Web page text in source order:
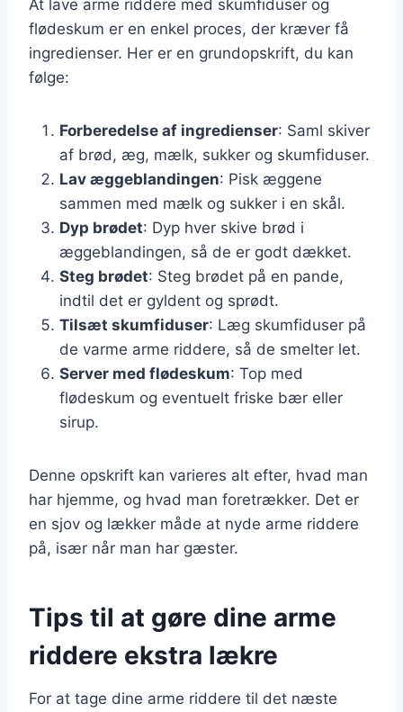
At lave arme riddere med skumfiduser og
flødeskum er en enkel proces, der kræver få
ingredienser. Her er en grundopskrift, du kan
følge:
Forberedelse af ingredienser: Saml skiver
af brød, æg, mælk, sukker og skumfiduser.
Lav æggeblandingen: Pisk æggene
sammen med mælk og sukker i en skål.
Dyp brødet: Dyp hver skive brød i
æggeblandingen, så de er godt dækket.
Steg brødet: Steg brødet på en pande,
indtil det er gyldent og sprødt.
Tilsæt skumfiduser: Læg skumfiduser på
de varme arme riddere, så de smelter let.
Server med flødeskum: Top med
flødeskum og eventuelt friske bær eller
sirup.
Denne opskrift kan varieres alt efter, hvad man
har hjemme, og hvad man foretrækker. Det er
en sjov og lækker måde at nyde arme riddere
på, især når man har gæster.
Tips til at gøre dine arme
riddere ekstra lækre
For at tage dine arme riddere til det næste